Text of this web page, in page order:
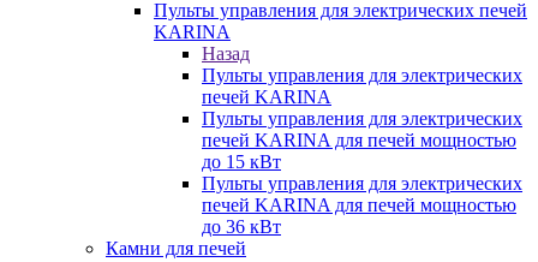
Пульты управления для электрических печей
KARINA
Назад
Пульты управления для электрических
печей KARINA
Пульты управления для электрических
печей KARINA для печей мощностью
до 15 кВт
Пульты управления для электрических
печей KARINA для печей мощностью
до 36 кВт
Камни для печей